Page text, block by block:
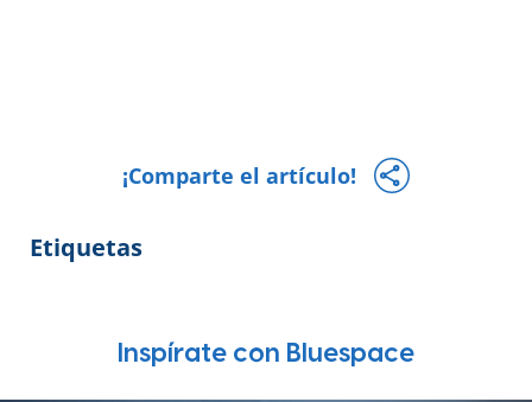
¡Comparte el artículo!
Etiquetas
Inspírate con Bluespace